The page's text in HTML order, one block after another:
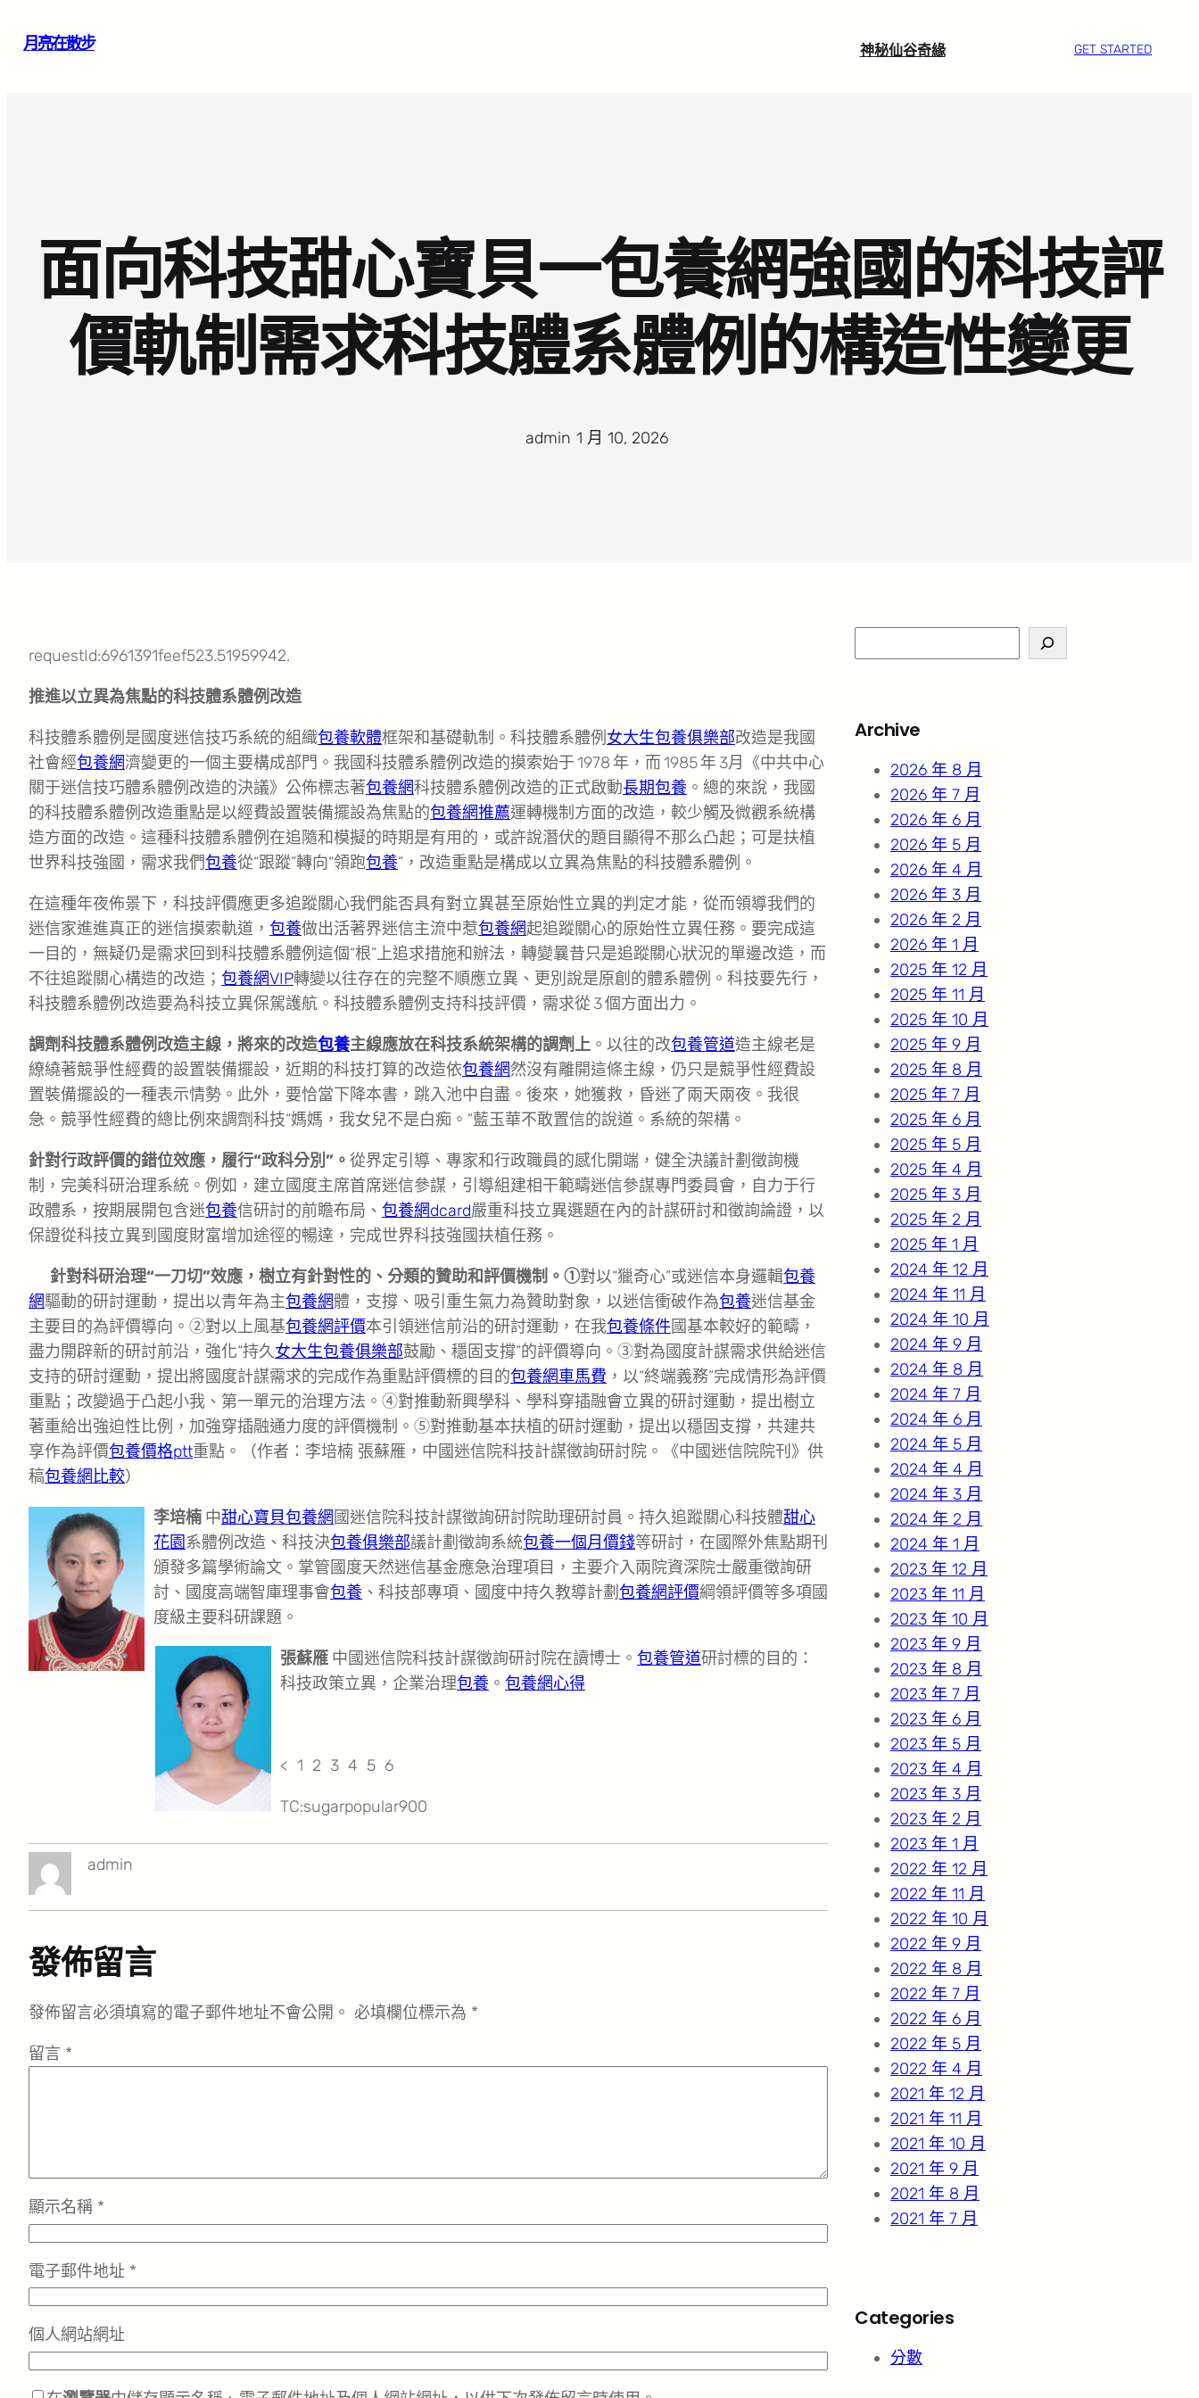
月亮在散步 神秘仙谷奇緣 GET STARTED
面向科技甜心寶貝一包養網強國的科技評
價軌制需求科技體系體例的構造性變更
admin 1 月 10, 2026
requestId:6961391feef523.51959942.
推進以立異為焦點的科技體系體例改造
科技體系體例是國度迷信技巧系統的組織包養軟體框架和基礎軌制。科技體系體例 女大生包養俱樂部改造是我國
社會經包養網濟變更的一個主要構成部門。我國科技體系體例改造的摸索始于 1978 年，而 1985 年 3月《中共中心
關于迷信技巧體系體例改造的決議》公佈標志著包養網科技體系體例改造的正式啟動長期包養 。總的來說，我國
的科技體系體例改造重點是以經費設置裝備擺設為焦點的包養網推薦運轉機制方面的改造，較少觸及微觀系統構
造方面的改造。這種科技體系體例在追隨和模擬的時期是有用的，或許說潛伏的題目顯得不那么凸起；可是扶植
世界科技強國，需求我們包養從“跟蹤”轉向“領跑包養”，改造重點是構成以立異為焦點的科技體系體例。
在這種年夜佈景下，科技評價應更多追蹤關心我們能否具有對立異甚至原始性立異的判定才能，從而領導我們的
迷信家進進真正的迷信摸索軌道， 包養做出活著界迷信主流中惹包養網起追蹤關心的原始性立異任務。要完成這
一目的，無疑仍是需求回到科技體系體例這個“根”上追求措施和辦法，轉變曩昔只是追蹤關心狀況的單邊改造，而
不往追蹤關心構造的改造； 包養網VIP轉變以往存在的完整不順應立異、更別說是原創的體系體例。科技要先行，
科技體系體例改造要為科技立異保駕護航。科技體系體例支持科技評價，需求從 3 個方面出力。
調劑科技體系體例改造主線，將來的改造包養主線應放在科技系統架構的調劑上 。以往的改包養管道造主線老是
繚繞著競爭性經費的設置裝備擺設，近期的科技打算的改造依包養網然沒有離開這條主線，仍只是競爭性經費設
置裝備擺設的一種表示情勢。此外，要恰當下降本書，跳入池中自盡。後來，她獲救，昏迷了兩天兩夜。我很
急。競爭性經費的總比例來調劑科技“媽媽，我女兒不是白痴。”藍玉華不敢置信的說道。系統的架構。
針對行政評價的錯位效應，履行“政科分別”。 從界定引導、專家和行政職員的感化開端，健全決議計劃徵詢機
制，完美科研治理系統。例如，建立國度主席首席迷信參謀，引導組建相干範疇迷信參謀專門委員會，自力于行
政體系，按期展開包含迷包養信研討的前瞻布局、 包養網dcard嚴重科技立異選題在內的計謀研討和徵詢論證，以
保證從科技立異到國度財富增加途徑的暢達，完成世界科技強國扶植任務。
針對科研治理“一刀切”效應，樹立有針對性的、分類的贊助和評價機制。①對以“獵奇心”或迷信本身邏輯包養
網驅動的研討運動，提出以青年為主包養網體，支撐、吸引重生氣力為贊助對象，以迷信衝破作為包養迷信基金
主要目的為評價導向。②對以上風基包養網評價本引領迷信前沿的研討運動，在我包養條件國基本較好的範疇，
盡力開辟新的研討前沿，強化“持久女大生包養俱樂部鼓勵、穩固支撐”的評價導向。③對為國度計謀需求供給迷信
支持的研討運動，提出將國度計謀需求的完成作為重點評價標的目的包養網車馬費 ，以“終端義務”完成情形為評價
重點；改變過于凸起小我、第一單元的治理方法。④對推動新興學科、學科穿插融會立異的研討運動，提出樹立
著重給出強迫性比例，加強穿插融通力度的評價機制。⑤對推動基本扶植的研討運動，提出以穩固支撐，共建共
享作為評價包養價格ptt重點。（作者：李培楠 張蘇雁，中國迷信院科技計謀徵詢研討院。《中國迷信院院刊》供
稿包養網比較）
李培楠 中甜心寶貝包養網 國迷信院科技計謀徵詢研討院助理研討員。持久追蹤關心科技體甜心
花園系體例改造、科技決包養俱樂部議計劃徵詢系統包養一個月價錢等研討，在國際外焦點期刊
頒發多篇學術論文。掌管國度天然迷信基金應急治理項目，主要介入兩院資深院士嚴重徵詢研
討、國度高端智庫理事會包養 、科技部專項、國度中持久教導計劃 包養網評價綱領評價等多項國
度級主要科研課題。
張蘇雁 中國迷信院科技計謀徵詢研討院在讀博士。 包養管道研討標的目的：
科技政策立異，企業治理包養 。 包養網心得
< 1 2 3 4 5 6
TC:sugarpopular900
admin
發佈留言
發佈留言必須填寫的電子郵件地址不會公開。 必填欄位標示為 *
留言 *
顯示名稱 *
電子郵件地址 *
個人網站網址
e
c
Archive
2026 年 8 月
2026 年 7 月
2026 年 6 月
2026 年 5 月
2026 年 4 月
2026 年 3 月
2026 年 2 月
2026 年 1 月
2025 年 12 月
2025 年 11 月
2025 年 10 月
2025 年 9 月
2025 年 8 月
2025 年 7 月
2025 年 6 月
2025 年 5 月
2025 年 4 月
2025 年 3 月
2025 年 2 月
2025 年 1 月
2024 年 12 月
2024 年 11 月
2024 年 10 月
2024 年 9 月
2024 年 8 月
2024 年 7 月
2024 年 6 月
2024 年 5 月
2024 年 4 月
2024 年 3 月
2024 年 2 月
2024 年 1 月
2023 年 12 月
2023 年 11 月
2023 年 10 月
2023 年 9 月
2023 年 8 月
2023 年 7 月
2023 年 6 月
2023 年 5 月
2023 年 4 月
2023 年 3 月
2023 年 2 月
2023 年 1 月
2022 年 12 月
2022 年 11 月
2022 年 10 月
2022 年 9 月
2022 年 8 月
2022 年 7 月
2022 年 6 月
2022 年 5 月
2022 年 4 月
2021 年 12 月
2021 年 11 月
2021 年 10 月
2021 年 9 月
2021 年 8 月
2021 年 7 月
Categories
分數